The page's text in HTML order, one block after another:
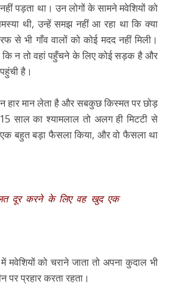
नहीं पड़ता था। उन लोगों के सामने मवेशियों को
थी, उन्हें समझ नहीं आ रहा था कि क्या
से भी गाँव वालों को कोई मदद नहीं मिली।
न तो वहां पहुँचने के लिए कोई सड़क है और
है।
हार मान लेता है और सबकुछ किस्मत पर छोड़
साल का श्यामलाल तो अलग ही मिटटी से
बहुत बड़ा फैसला किया, और वो फैसला था
दूर करने के लिए वह खुद एक
को चराने जाता तो अपना कुदाल भी
प्रहार करता रहता।